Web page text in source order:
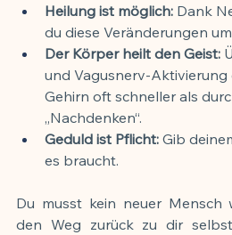
Heilung ist möglich: Dank
du diese Veränderungen
Der Körper heilt den Geist:
und Vagusnerv-Aktivierung
Gehirn oft schneller als
„Nachdenken“.
Geduld ist Pflicht: Gib
es braucht.
Du musst kein neuer Mensch
den Weg zurück zu dir